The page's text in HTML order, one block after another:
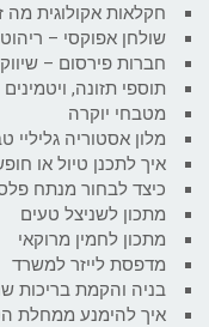
חקלאות אקולוגית מה
שולחן אפוקסי –
חברות פירסום –
תוספי תזונה,
מטבחי יוקרה
מלון אסטוריה גליליי
איך לתכנן טיול או
כיצד לבחור מנתח
מתכון לשניצל טעים
מתכון לחמין מרוקאי
מדפסת לייזר למשרד
בניה והקמת בריכות
איך להימנע ממחלת